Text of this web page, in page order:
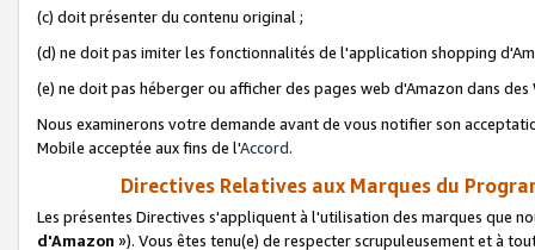
(c) doit présenter du contenu original ;
(d) ne doit pas imiter les fonctionnalités de l'application shopping
(e) ne doit pas héberger ou afficher des pages web d'Amazon dans
Nous examinerons votre demande avant de vous notifier son
Mobile acceptée aux fins de l'Accord.
Directives Relatives aux Marques du
Les présentes Directives s'appliquent à l'utilisation des marques que
d'Amazon »). Vous êtes tenu(e) de respecter scrupuleusement et à